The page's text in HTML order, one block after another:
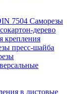
7504 Саморезы
дерево
крепления
пресс-шайба
в листовые